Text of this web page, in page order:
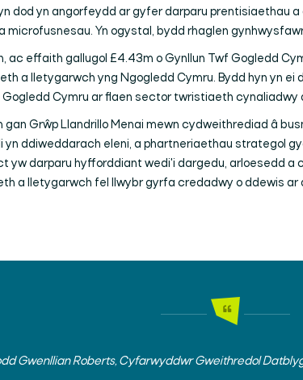
dod yn angorfeydd ar gyfer darparu prentisiaethau
microfusnesau. Yn ogystal, bydd rhaglen
ac effaith gallugol £4.43m o Gynllun Twf Gogledd
a lletygarwch yng Ngogledd Cymru. Bydd hyn yn
Gogledd Cymru ar flaen sector twristiaeth cynaliadwy
gan Grŵp Llandrillo Menai mewn cydweithrediad â
yn ddiweddarach eleni, a phartneriaethau strategol
yw darparu hyfforddiant wedi'i dargedu, arloesedd a
a lletygarwch fel llwybr gyrfa credadwy o ddewis ar
Gwenllian Roberts, Cyfarwyddwr Gweithredol